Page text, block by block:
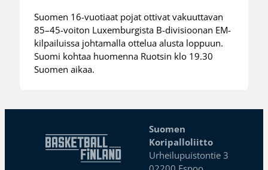
Suomen 16-vuotiaat pojat ottivat vakuuttavan
85–45-voiton Luxemburgista B-divisioonan EM-
kilpailuissa johtamalla ottelua alusta loppuun.
Suomi kohtaa huomenna Ruotsin klo 19.30
Suomen aikaa.
Suomen
Koripalloliitto
Urheilupuistontie 3